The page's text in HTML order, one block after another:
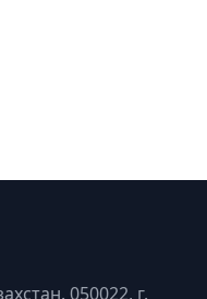
050022, г.